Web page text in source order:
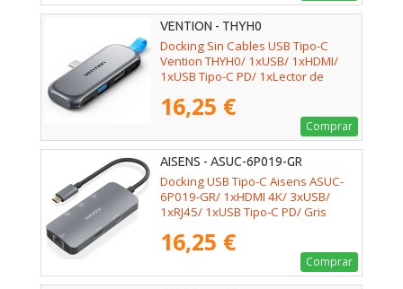
VENTION - THYH0
Docking Sin Cables USB Tipo-C
Vention THYH0/ 1xUSB/ 1xHDMI/
1xUSB Tipo-C PD/ 1xLector de
16,25 €
Comprar
AISENS - ASUC-6P019-GR
Docking USB Tipo-C Aisens ASUC-
6P019-GR/ 1xHDMI 4K/ 3xUSB/
1xRJ45/ 1xUSB Tipo-C PD/ Gris
16,25 €
Comprar